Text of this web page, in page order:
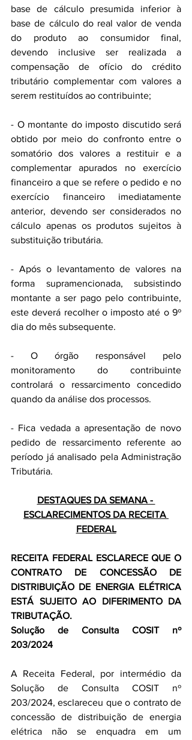
base de cálculo presumida inferior à
base de cálculo do real valor de venda
do produto ao consumidor final,
devendo inclusive ser realizada a
compensação de ofício do crédito
tributário complementar com valores a
serem restituídos ao contribuinte;
- O montante do imposto discutido será
obtido por meio do confronto entre o
somatório dos valores a restituir e a
complementar apurados no exercício
financeiro a que se refere o pedido e no
exercício financeiro imediatamente
anterior, devendo ser considerados no
cálculo apenas os produtos sujeitos à
substituição tributária.
- Após o levantamento de valores na
forma supramencionada, subsistindo
montante a ser pago pelo contribuinte,
este deverá recolher o imposto até o 9º
dia do mês subsequente.
- O órgão responsável pelo
monitoramento do contribuinte
controlará o ressarcimento concedido
quando da análise dos processos.
- Fica vedada a apresentação de novo
pedido de ressarcimento referente ao
período já analisado pela Administração
Tributária.
DESTAQUES DA SEMANA -
ESCLARECIMENTOS DA RECEITA
FEDERAL
RECEITA FEDERAL ESCLARECE QUE O
CONTRATO DE CONCESSÃO DE
DISTRIBUIÇÃO DE ENERGIA ELÉTRICA
ESTÁ SUJEITO AO DIFERIMENTO DA
TRIBUTAÇÃO.
Solução de Consulta COSIT nº
203/2024
A Receita Federal, por intermédio da
Solução de Consulta COSIT nº
203/2024, esclareceu que o contrato de
concessão de distribuição de energia
elétrica não se enquadra em um